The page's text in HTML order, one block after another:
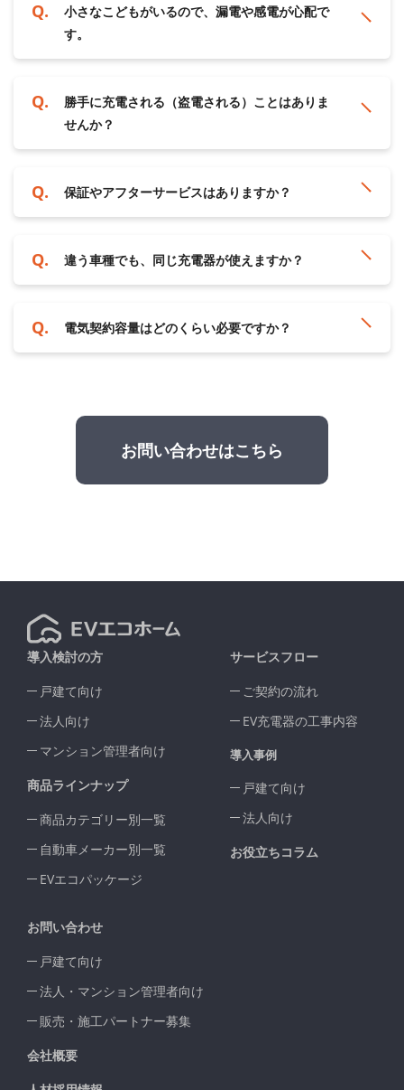
小さなこどもがいるので、漏電や感電が心配で
す。
勝手に充電される（盗電される）ことはありま
せんか？
保証やアフターサービスはありますか？
違う車種でも、同じ充電器が使えますか？
電気契約容量はどのくらい必要ですか？
お問い合わせはこちら
導入検討の方
戸建て向け
法人向け
マンション管理者向け
商品ラインナップ
商品カテゴリー別一覧
自動車メーカー別一覧
EVエコパッケージ
サービスフロー
ご契約の流れ
EV充電器の工事内容
導入事例
戸建て向け
法人向け
お役立ちコラム
お問い合わせ
戸建て向け
法人・マンション管理者向け
販売・施工パートナー募集
会社概要